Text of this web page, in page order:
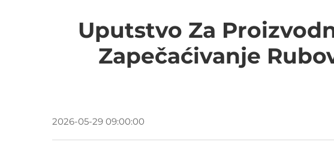
Uputstvo Za
Zapečaćivanje
2026-05-29 09:00:00